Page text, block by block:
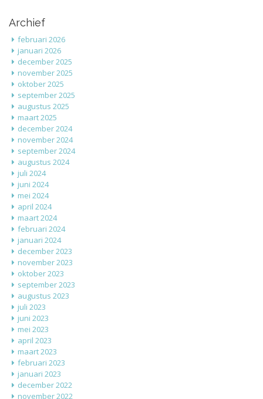
Archief
februari 2026
januari 2026
december 2025
november 2025
oktober 2025
september 2025
augustus 2025
maart 2025
december 2024
november 2024
september 2024
augustus 2024
juli 2024
juni 2024
mei 2024
april 2024
maart 2024
februari 2024
januari 2024
december 2023
november 2023
oktober 2023
september 2023
augustus 2023
juli 2023
juni 2023
mei 2023
april 2023
maart 2023
februari 2023
januari 2023
december 2022
november 2022